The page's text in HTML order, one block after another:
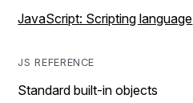
JavaScript: Scripting language
JS REFERENCE
Standard built-in objects